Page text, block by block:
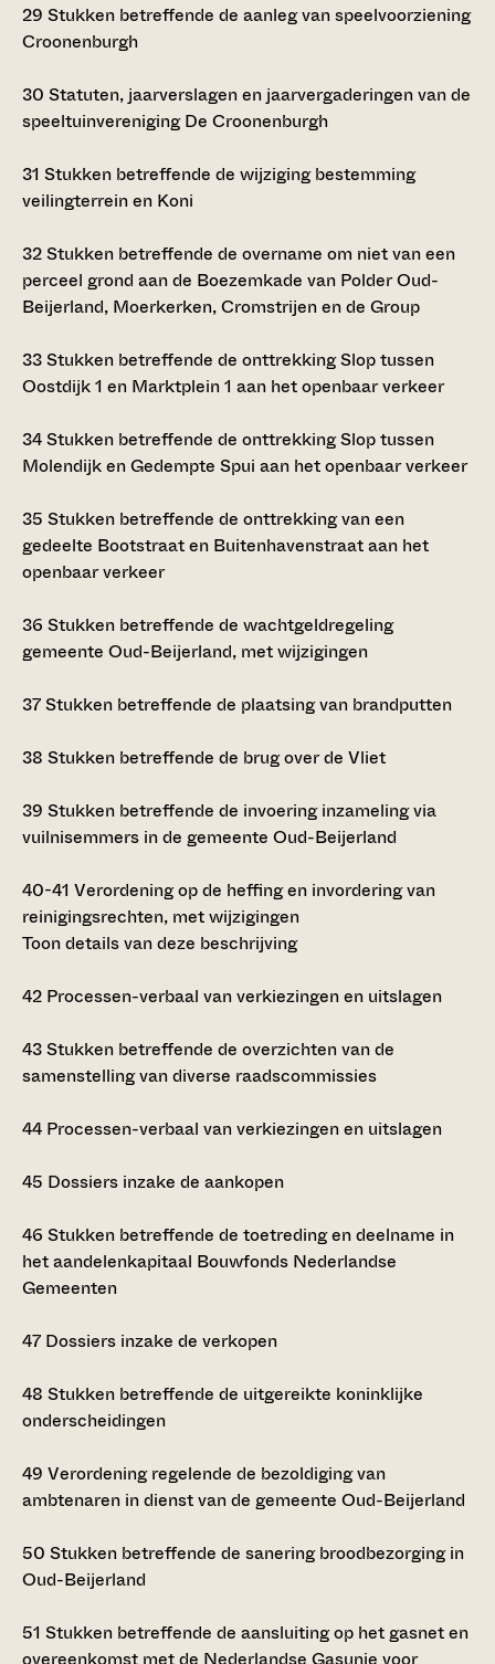
29 Stukken betreffende de aanleg van speelvoorziening
Croonenburgh
30 Statuten, jaarverslagen en jaarvergaderingen van de
speeltuinvereniging De Croonenburgh
31 Stukken betreffende de wijziging bestemming
veilingterrein en Koni
32Stukken betreffende de overname om niet van een
perceel grond aan de Boezemkade van Polder Oud-
Beijerland, Moerkerken, Cromstrijen en de Group
33Stukken betreffende de onttrekking Slop tussen
Oostdijk 1 en Marktplein 1 aan het openbaar verkeer
34Stukken betreffende de onttrekking Slop tussen
Molendijk en Gedempte Spui aan het openbaar verkeer
35 Stukken betreffende de onttrekking van een
gedeelte Bootstraat en Buitenhavenstraat aan het
openbaar verkeer
36 Stukken betreffende de wachtgeldregeling
gemeente Oud-Beijerland, met wijzigingen
37Stukken betreffende de plaatsing van brandputten
38 Stukken betreffende de brug over de Vliet
39 Stukken betreffende de invoering inzameling via
vuilnisemmers in de gemeente Oud-Beijerland
40-41 Verordening op de heffing en invordering van
reinigingsrechten, met wijzigingen
Toon details van deze beschrijving
42 Processen-verbaal van verkiezingen en uitslagen
43Stukken betreffende de overzichten van de
samenstelling van diverse raadscommissies
44 Processen-verbaal van verkiezingen en uitslagen
45 Dossiers inzake de aankopen
46 Stukken betreffende de toetreding en deelname in
het aandelenkapitaal Bouwfonds Nederlandse
Gemeenten
47 Dossiers inzake de verkopen
48 Stukken betreffende de uitgereikte koninklijke
onderscheidingen
49 Verordening regelende de bezoldiging van
ambtenaren in dienst van de gemeente Oud-Beijerland
50 Stukken betreffende de sanering broodbezorging in
Oud-Beijerland
51 Stukken betreffende de aansluiting op het gasnet en